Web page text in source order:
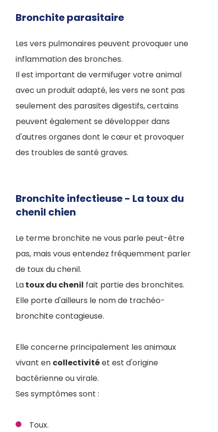
Bronchite parasitaire
Les vers pulmonaires peuvent provoquer une
inflammation des bronches.
Il est important de vermifuger votre animal
avec un produit adapté, les vers ne sont pas
seulement des parasites digestifs, certains
peuvent également se développer dans
d'autres organes dont le cœur et provoquer
des troubles de santé graves.
Bronchite infectieuse - La toux du
chenil chien
Le terme bronchite ne vous parle peut-être
pas, mais vous entendez fréquemment parler
de toux du chenil.
Latoux du chenil fait partie des bronchites.
Elle porte d'ailleurs le nom de trachéo-
bronchite contagieuse.
Elle concerne principalement les animaux
vivant en collectivitéet est d'origine
bactérienne ou virale.
Ses symptômes sont :
Toux.